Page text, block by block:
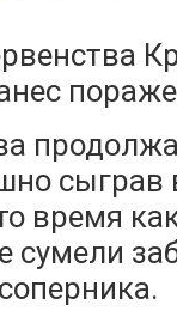
время
сумели